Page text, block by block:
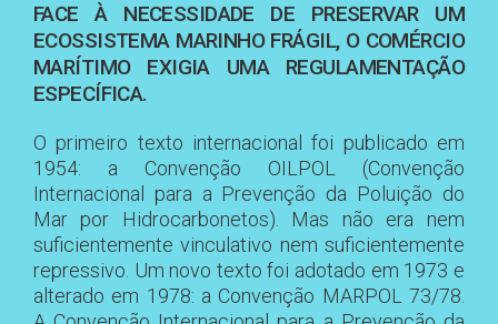
FACE À NECESSIDADE DE PRESERVAR UM
ECOSSISTEMA MARINHO FRÁGIL, O COMÉRCIO
MARÍTIMO EXIGIA UMA REGULAMENTAÇÃO
ESPECÍFICA.
O primeiro texto internacional foi publicado em
1954: a Convenção OILPOL (Convenção
Internacional para a Prevenção da Poluição do
Mar por Hidrocarbonetos). Mas não era nem
suficientemente vinculativo nem suficientemente
repressivo. Um novo texto foi adotado em 1973 e
alterado em 1978: a Convenção MARPOL 73/78.